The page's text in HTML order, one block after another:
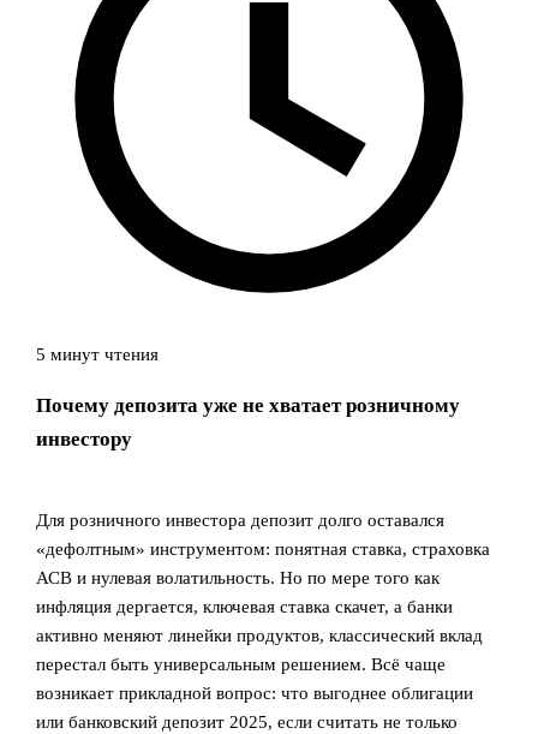
5 минут чтения
Почему депозита уже не хватает розничному
инвестору
Для розничного инвестора депозит долго оставался
«дефолтным» инструментом: понятная ставка, страховка
АСВ и нулевая волатильность. Но по мере того как
инфляция дергается, ключевая ставка скачет, а банки
активно меняют линейки продуктов, классический вклад
перестал быть универсальным решением. Всё чаще
возникает прикладной вопрос: что выгоднее облигации
или банковский депозит 2025, если считать не только